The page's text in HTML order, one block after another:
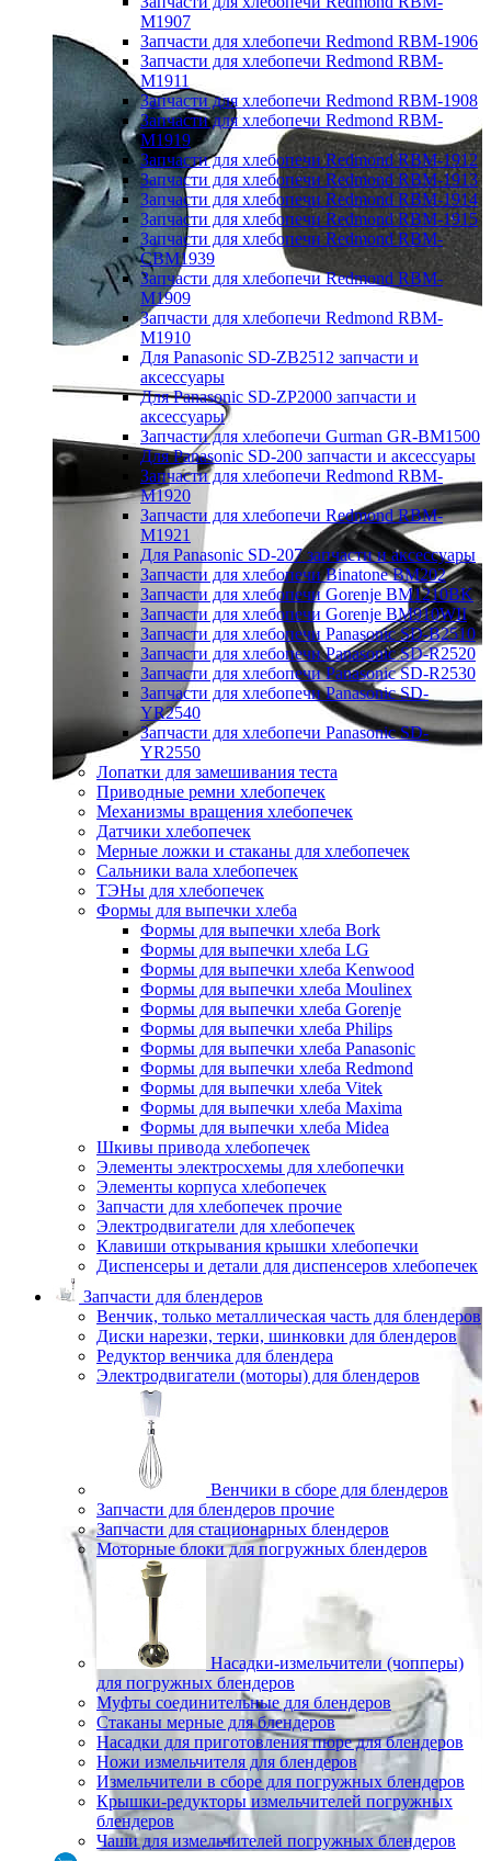
M1907
Запчасти для хлебопечи Redmond RBM-1906
Запчасти для хлебопечи Redmond RBM-
M1911
Запчасти для хлебопечи Redmond RBM-1908
Запчасти для хлебопечи Redmond RBM-
M1919
Запчасти для хлебопечи Redmond RBM-1912
Запчасти для хлебопечи Redmond RBM-1913
Запчасти для хлебопечи Redmond RBM-1914
Запчасти для хлебопечи Redmond RBM-1915
Запчасти для хлебопечи Redmond RBM-
CBM1939
Запчасти для хлебопечи Redmond RBM-
M1909
Запчасти для хлебопечи Redmond RBM-
M1910
Для Panasonic SD-ZB2512 запчасти и
аксессуары
Для Panasonic SD-ZP2000 запчасти и
аксессуары
Запчасти для хлебопечи Gurman GR-BM1500
Для Panasonic SD-200 запчасти и аксессуары
Запчасти для хлебопечи Redmond RBM-
M1920
Запчасти для хлебопечи Redmond RBM-
M1921
Для Panasonic SD-207 запчасти и аксессуары
Запчасти для хлебопечи Binatone BM202
Запчасти для хлебопечи Gorenje BM1210BK
Запчасти для хлебопечи Gorenje BM910WII
Запчасти для хлебопечи Panasonic SD-B2510
Запчасти для хлебопечи Panasonic SD-R2520
Запчасти для хлебопечи Panasonic SD-R2530
Запчасти для хлебопечи Panasonic SD-
YR2540
Запчасти для хлебопечи Panasonic SD-
YR2550
Лопатки для замешивания теста
Приводные ремни хлебопечек
Механизмы вращения хлебопечек
Датчики хлебопечек
Мерные ложки и стаканы для хлебопечек
Сальники вала хлебопечек
ТЭНы для хлебопечек
Формы для выпечки хлеба
Формы для выпечки хлеба Bork
Формы для выпечки хлеба LG
Формы для выпечки хлеба Kenwood
Формы для выпечки хлеба Moulinex
Формы для выпечки хлеба Gorenje
Формы для выпечки хлеба Philips
Формы для выпечки хлеба Panasonic
Формы для выпечки хлеба Redmond
Формы для выпечки хлеба Vitek
Формы для выпечки хлеба Maxima
Формы для выпечки хлеба Midea
Шкивы привода хлебопечек
Элементы электросхемы для хлебопечки
Элементы корпуса хлебопечек
Запчасти для хлебопечек прочие
Электродвигатели для хлебопечек
Клавиши открывания крышки хлебопечки
Диспенсеры и детали для диспенсеров хлебопечек
Запчасти для блендеров
Венчик, только металлическая часть для блендеров
Диски нарезки, терки, шинковки для блендеров
Редуктор венчика для блендера
Электродвигатели (моторы) для блендеров
Венчики в сборе для блендеров
Запчасти для блендеров прочие
Запчасти для стационарных блендеров
Моторные блоки для погружных блендеров
Насадки-измельчители (чопперы)
для погружных блендеров
Муфты соединительные для блендеров
Стаканы мерные для блендеров
Насадки для приготовления пюре для блендеров
Ножи измельчителя для блендеров
Измельчители в сборе для погружных блендеров
Крышки-редукторы измельчителей погружных
блендеров
Чаши для измельчителей погружных блендеров